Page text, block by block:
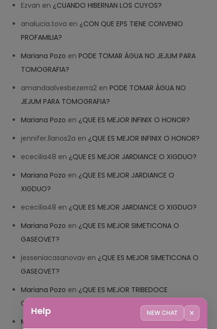
Ezvan en ¿CUANDO HIBERNAN LOS CUYOS?
analucia.tova en ¿CON QUE EPS TIENE CONVENIO
PROFAMILIA?
Mariana Pozo enPODE TOMAR ÁGUA NO JEJUM PARA
TOMOGRAFIA?
amandaalvesbezerra2 enPODE TOMAR ÁGUA NO
JEJUM PARA TOMOGRAFIA?
Mariana Pozo en ¿QUE ES MEJOR INFINIX O HONOR?
jennifer.llanos2a en ¿QUE ES MEJOR INFINIX O HONOR?
ececilia48 en ¿QUE ES MEJOR JARDIANCE O XIGDUO?
Mariana Pozo en ¿QUE ES MEJOR JARDIANCE O
XIGDUO?
ececilia48 en ¿QUE ES MEJOR JARDIANCE O XIGDUO?
Mariana Pozo en ¿QUE ES MEJOR SIMETICONA O
GASEOVET?
jesseniacasanovav en ¿QUE ES MEJOR SIMETICONA O
GASEOVET?
Mariana Pozo en ¿QUE ES MEJOR TRIBEDOCE
COMPUESTO O TRIBEDOCE DX?
Mariana Pozo
¿QUE ES MEJOR TRIBEDOCE
Help NEW CHAT ✕